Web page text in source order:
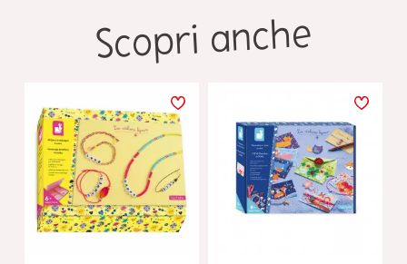
Scopri anche